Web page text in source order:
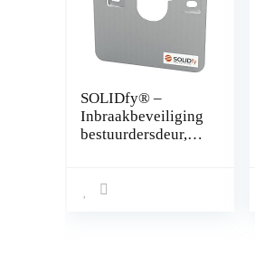
SOLIDfy® –
Inbraakbeveiliging
bestuurdersdeur,
roestvrij staal voor